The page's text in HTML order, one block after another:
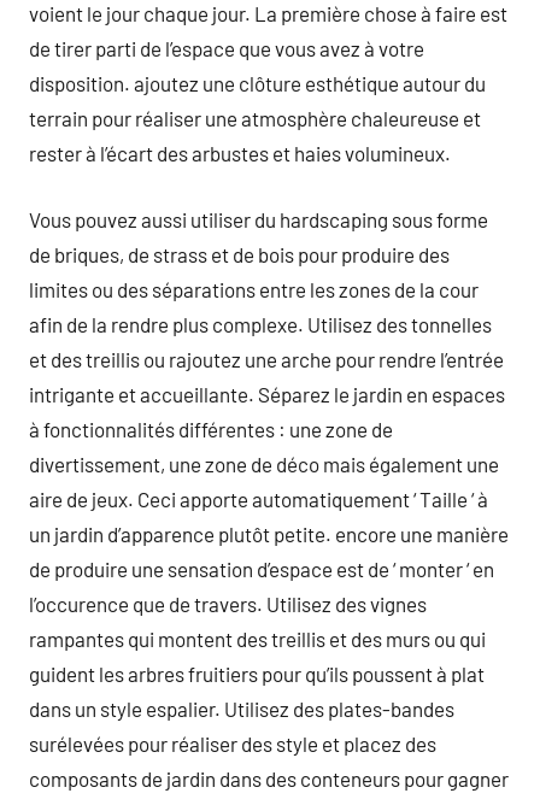
voient le jour chaque jour. La première chose à faire est
de tirer parti de l’espace que vous avez à votre
disposition. ajoutez une clôture esthétique autour du
terrain pour réaliser une atmosphère chaleureuse et
rester à l’écart des arbustes et haies volumineux.
Vous pouvez aussi utiliser du hardscaping sous forme
de briques, de strass et de bois pour produire des
limites ou des séparations entre les zones de la cour
afin de la rendre plus complexe. Utilisez des tonnelles
et des treillis ou rajoutez une arche pour rendre l’entrée
intrigante et accueillante. Séparez le jardin en espaces
à fonctionnalités différentes : une zone de
divertissement, une zone de déco mais également une
aire de jeux. Ceci apporte automatiquement ‘ Taille ‘ à
un jardin d’apparence plutôt petite. encore une manière
de produire une sensation d’espace est de ‘ monter ‘ en
l’occurence que de travers. Utilisez des vignes
rampantes qui montent des treillis et des murs ou qui
guident les arbres fruitiers pour qu’ils poussent à plat
dans un style espalier. Utilisez des plates-bandes
surélevées pour réaliser des style et placez des
composants de jardin dans des conteneurs pour gagner